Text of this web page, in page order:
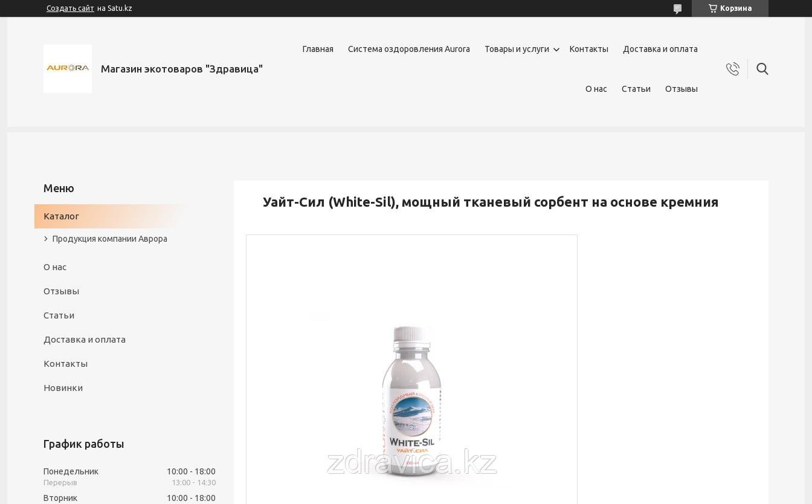
Создать сайт на Satu.kz Корзина
Магазин экотоваров "Здравица"
Главная Система оздоровления Aurora Товары и услуги Контакты Доставка и оплата
О нас Статьи Отзывы
Уайт-Сил (White-Sil), мощный тканевый сорбент на основе кремния
Каталог
Продукция компании Аврора
О нас
Отзывы
Статьи
Доставка и оплата
Контакты
Новинки
График работы
Понедельник 10:00 18:00
13:00 14:30
Вторник 10:00 18:00